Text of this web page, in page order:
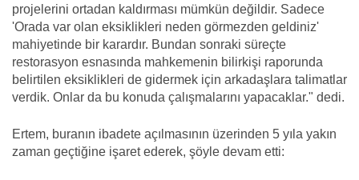
projelerini ortadan kaldırması mümkün değildir. Sadece
'Orada var olan eksiklikleri neden görmezden geldiniz'
mahiyetinde bir karardır. Bundan sonraki süreçte
restorasyon esnasında mahkemenin bilirkişi raporunda
belirtilen eksiklikleri de gidermek için arkadaşlara talimatlar
verdik. Onlar da bu konuda çalışmalarını yapacaklar." dedi.
Ertem, buranın ibadete açılmasının üzerinden 5 yıla yakın
zaman geçtiğine işaret ederek, şöyle devam etti: